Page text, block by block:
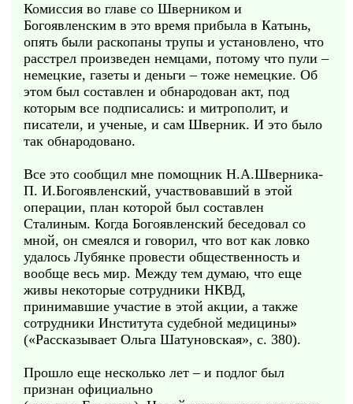
Комиссия во главе со Шверником и
Богоявленским в это время прибыла в Катынь,
опять были раскопаны трупы и установлено, что
расстрел произведен немцами, потому что пули –
немецкие, газеты и деньги – тоже немецкие. Об
этом был составлен и обнародован акт, под
которым все подписались: и митрополит, и
писатели, и ученые, и сам Шверник. И это было
так обнародовано.
Все это сообщил мне помощник Н.А.Шверника-
П. И.Богоявленский, участвовавший в этой
операции, план которой был составлен
Сталиным. Когда Богоявленский беседовал со
мной, он смеялся и говорил, что вот как ловко
удалось Лубянке провести общественность и
вообще весь мир. Между тем думаю, что еще
живы некоторые сотрудники НКВД,
принимавшие участие в этой акции, а также
сотрудники Института судебной медицины»
(«Рассказывает Ольга Шатуновская», с. 380).
Прошло еще несколько лет – и подлог был
признан официально